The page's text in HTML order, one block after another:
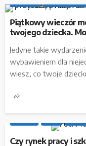
Piątkowy wieczór
twojego dziecka.
Jedyne takie
wybawieniem dla
wiesz, co twoje
Czy rynek pracy i